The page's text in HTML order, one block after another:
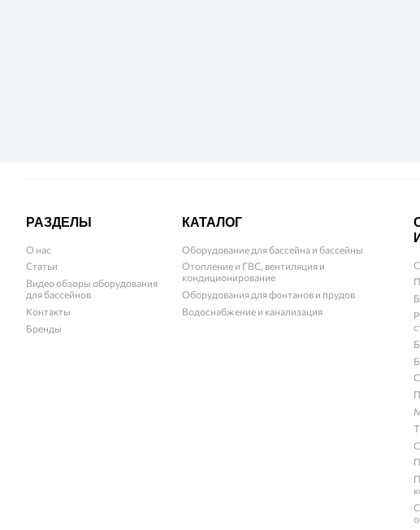
РАЗДЕЛЫ
О нас
Статьи
Видео обзоры оборудования
для бассейнов
Контакты
Бренды
КАТАЛОГ
Оборудование для бассейна и бассейны
Отопление и ГВС, вентиляция и
кондиционирование
Оборудования для фонтанов и прудов
Водоснабжение и канализация